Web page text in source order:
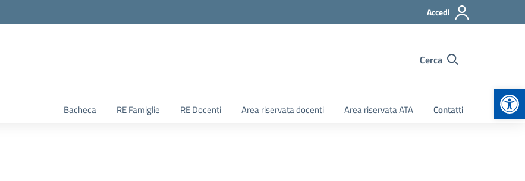
Accedi
Cerca
Bacheca RE Famiglie RE Docenti Area riservata docenti Area riservata ATA Contatti